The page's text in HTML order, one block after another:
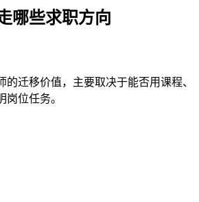
哪些求职方向
的迁移价值，主要取决于能否用课程、
岗位任务。